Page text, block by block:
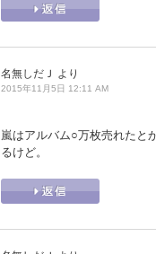
名無しだＪ より
2015年11月5日 12:11 AM
嵐はアルバム○万枚売れたと
るけど。